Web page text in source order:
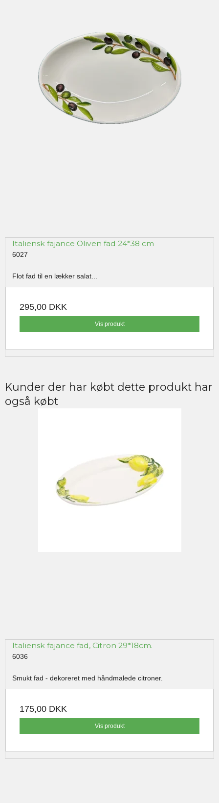
Italiensk fajance Oliven fad 24*38 cm
6027
Flot fad til en lækker salat...
295,00 DKK
Vis produkt
Kunder der har købt dette produkt har
også købt
Italiensk fajance fad, Citron 29*18cm.
6036
Smukt fad - dekoreret med håndmalede citroner.
175,00 DKK
Vis produkt